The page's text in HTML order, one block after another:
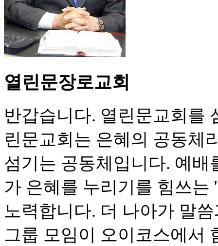
열린문장로교회
반갑습니다. 열린문교회를
린문교회는 은혜의 공동체
섬기는 공동체입니다. 예
가 은혜를 누리기를 힘쓰
노력합니다. 더 나아가 말
그룹 모임이 오이코스에서